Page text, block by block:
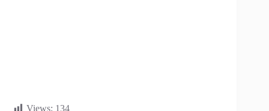
Views: 134